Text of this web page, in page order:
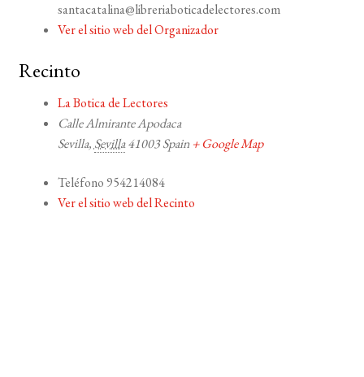
santacatalina@libreriaboticadelectores.com
Ver el sitio web del Organizador
Recinto
La Botica de Lectores
Calle Almirante Apodaca
Sevilla, Sevilla 41003 Spain + Google Map
Teléfono 954214084
Ver el sitio web del Recinto